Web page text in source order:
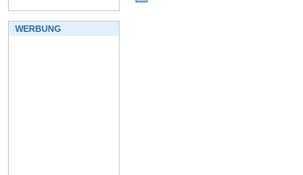
WERBUNG